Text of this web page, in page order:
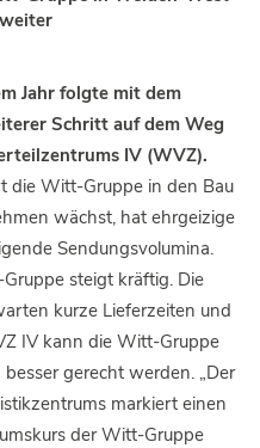
Jahr folgte mit dem
Schritt auf dem Weg
IV (WVZ).
die Witt-Gruppe in den Bau
wächst, hat ehrgeizige
Sendungsvolumina.
steigt kräftig. Die
kurze Lieferzeiten und
IV kann die Witt-Gruppe
gerecht werden. „Der
markiert einen
der Witt-Gruppe